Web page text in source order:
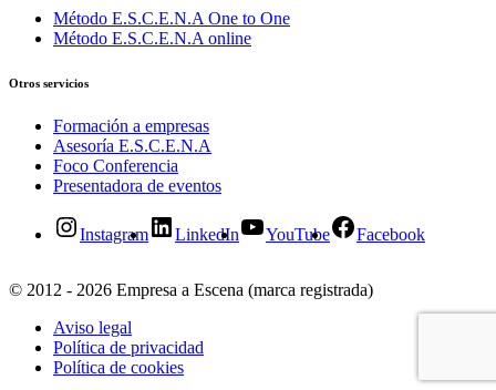
Método E.S.C.E.N.A One to One
Método E.S.C.E.N.A online
Otros servicios
Formación a empresas
Asesoría E.S.C.E.N.A
Foco Conferencia
Presentadora de eventos
Instagram LinkedIn YouTube Facebook
© 2012 - 2026 Empresa a Escena (marca registrada)
Aviso legal
Política de privacidad
Política de cookies